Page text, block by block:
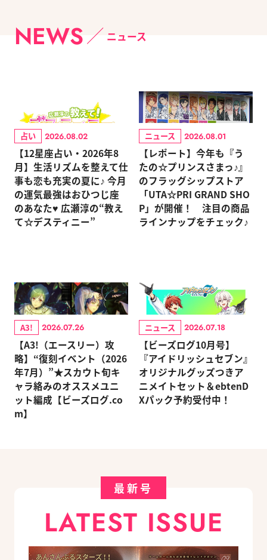
NEWS ニュース
占い 2026.08.02
【12星座占い・2026年8
月】生活リズムを整えて仕
事も恋も充実の夏に♪ 今月
の運気最強はおひつじ座
のあなた♥ 広瀬淳の“教え
て☆デスティニー”
ニュース 2026.08.01
【レポート】今年も『う
たの☆プリンスさまっ♪』
のフラッグシップストア
「UTA☆PRI GRAND SHO
P」が開催！ 注目の商品
ラインナップをチェック♪
A3! 2026.07.26
【A3!（エースリー）攻
略】“復刻イベント（2026
年7月）”★スカウト旬キ
ャラ絡みのオススメユニ
ット編成【ビーズログ.co
m】
ニュース 2026.07.18
【ビーズログ10月号】
『アイドリッシュセブン』
オリジナルグッズつきア
ニメイトセット＆ebtenD
Xパック予約受付中！
最新号
LATEST ISSUE